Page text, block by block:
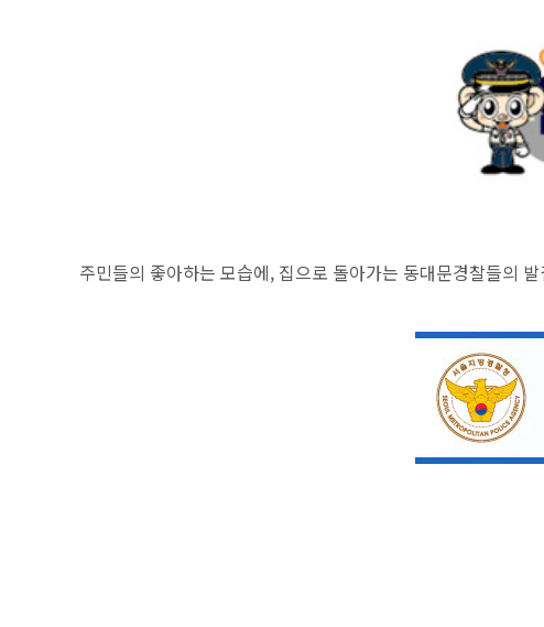
주민들의 좋아하는 모습에, 집으로 돌아가는 동대문경찰들의